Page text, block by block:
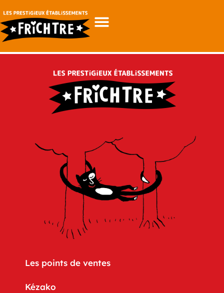
Les points de ventes
Kézako